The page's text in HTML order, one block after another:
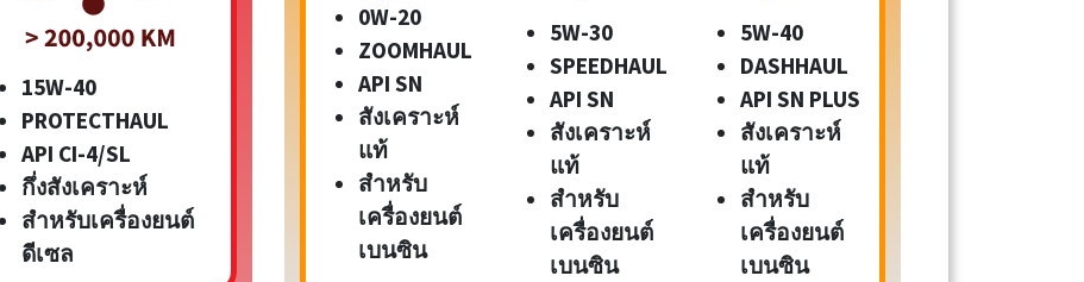
15W-40
PROTECTHAUL
API CI-4/SL
กึ่งสังเคราะห์
สำหรับเครื่องยนต์
ดีเซล
0W-20
ZOOMHAUL
API SN
สังเคราะห์
แท้
สำหรับ
เครื่องยนต์
เบนซิน
5W-30
SPEEDHAUL
API SN
สังเคราะห์
แท้
สำหรับ
เครื่องยนต์
เบนซิน
5W-40
DASHHAUL
API SN PLUS
สังเคราะห์
แท้
สำหรับ
เครื่องยนต์
เบนซิน